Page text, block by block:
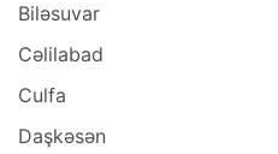
Biləsuvar
Cəlilabad
Culfa
Daşkəsən